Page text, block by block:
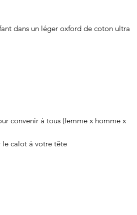
dans un léger oxford de coton ultra
convenir à tous (femme x homme x
le calot à votre tête